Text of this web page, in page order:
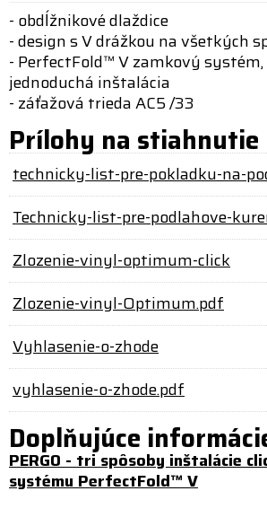
- obdĺžnikové dlaždice
- design s V drážkou na všetkých
- PerfectFold™ V zamkový
jednoduchá inštalácia
- záťažová trieda AC5 /33
Prílohy na stiahnutie
technicky-list-pre-pokladku-na-
Technicky-list-pre-podlahove-
Zlozenie-vinyl-optimum-click
Zlozenie-vinyl-Optimum.pdf
Vyhlasenie-o-zhode
vyhlasenie-o-zhode.pdf
Doplňujúce
PERGO - tri spôsoby inštalácie
systému PerfectFold™ V